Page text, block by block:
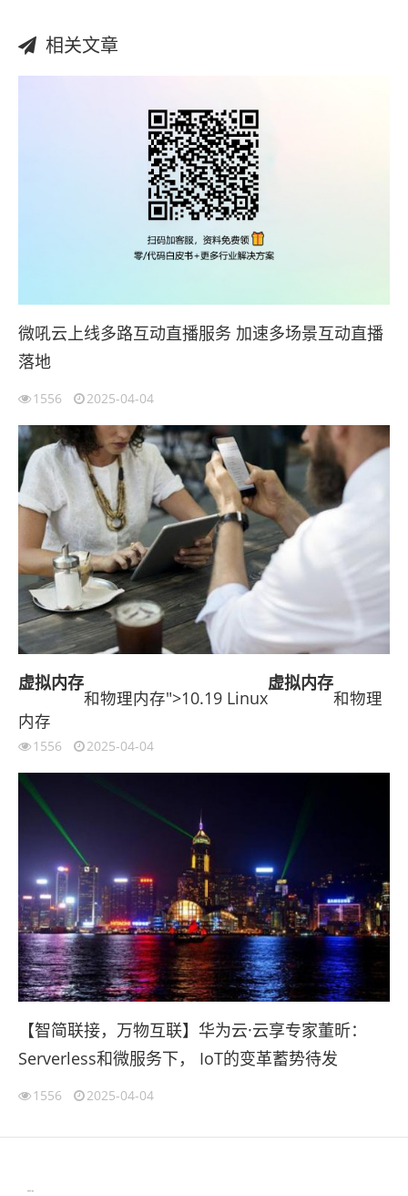
相关文章
微吼云上线多路互动直播服务 加速多场景互动直播
落地
1556 2025-04-04
虚拟内存
和物理内存">10.19 Linux
虚拟内存
和物理
内存
1556 2025-04-04
【智简联接，万物互联】华为云·云享专家董昕：
Serverless和微服务下， IoT的变革蓄势待发
1556 2025-04-04